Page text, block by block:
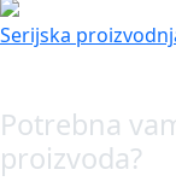
Serijska
Potrebna
proizvoda?